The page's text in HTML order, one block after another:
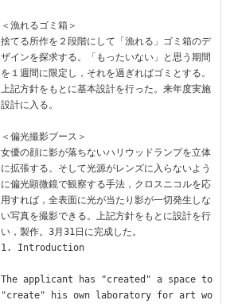
＜漁れるゴミ箱＞
捨てる所作を２段階にして「漁れる」ゴミ箱のデ
ザインを探求する。「もったいない」と思う期間
を１週間に限定し，それを過ぎればゴミとする。
上記方針をもとに基本設計を行った。来年度実施
設計に入る。
＜偏光撮影ブース＞
女優の顔に影が落ちないハリウッドランプを立体
に拡張する。そして光源がレンズに入らないよう
に偏光顕微鏡で観察する手法，クロスニコルを応
用すれば，全表面に光が当たり影が一切発生しな
い写真を撮影できる。上記方針をもとに設計を行
い，製作。3月31日に完成した。
1. Introduction
The applicant has "created" a space to
"create" his own laboratory for art wo